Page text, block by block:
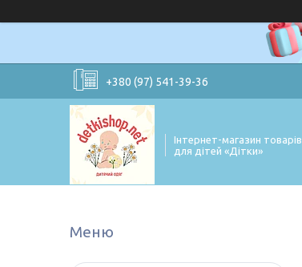
+380 (97) 541-39-36
Інтернет-магазин товарів
для дітей «Дітки»